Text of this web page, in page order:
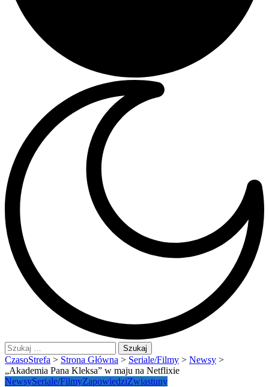
Szukaj:
CzasoStrefa > Strona Główna > Seriale/Filmy > Newsy >
„Akademia Pana Kleksa” w maju na Netflixie
NewsySeriale/FilmyZapowiedziZwiastuny